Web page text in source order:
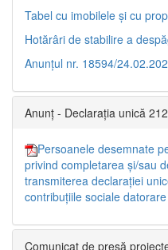
Tabel cu imobilele și cu
Hotărâri de stabilire a
Anunțul nr. 18594/
Anunț - Declarația unică 212
Persoanele desemnate
privind completarea și/sau
transmiterea declarației
contribuțiile sociale
Comunicat de presă